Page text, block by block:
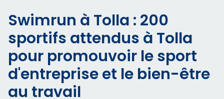
Swimrun à Tolla : 200
sportifs attendus à Tolla
pour promouvoir le sport
d'entreprise et le bien-être
au travail